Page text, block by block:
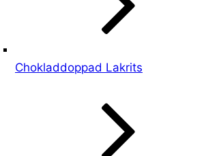
Chokladdoppad Lakrits